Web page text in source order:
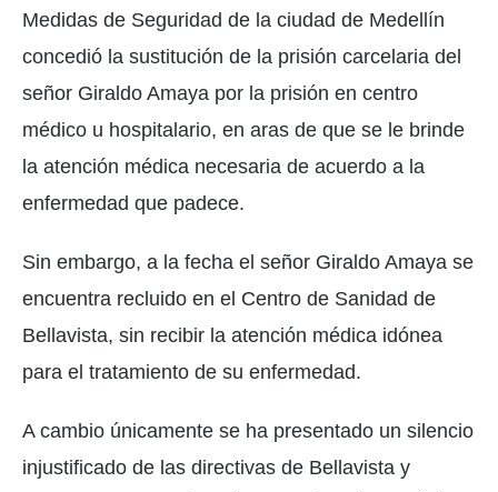
Medidas de Seguridad de la ciudad de Medellín
concedió la sustitución de la prisión carcelaria del
señor Giraldo Amaya por la prisión en centro
médico u hospitalario, en aras de que se le brinde
la atención médica necesaria de acuerdo a la
enfermedad que padece.
Sin embargo, a la fecha el señor Giraldo Amaya se
encuentra recluido en el Centro de Sanidad de
Bellavista, sin recibir la atención médica idónea
para el tratamiento de su enfermedad.
A cambio únicamente se ha presentado un silencio
injustificado de las directivas de Bellavista y